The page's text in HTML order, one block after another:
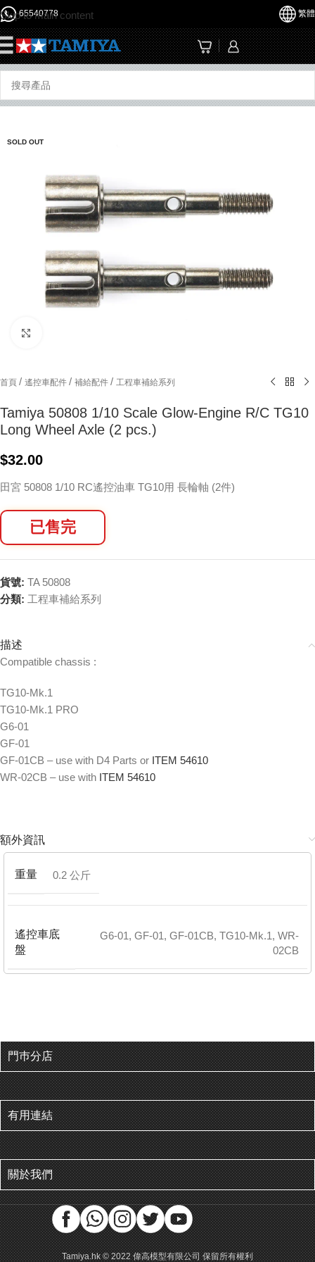
Skip to main content
65540778 繁體
SOLD OUT
首頁 / 遙控車配件 / 補給配件 / 工程車補給系列
Tamiya 50808 1/10 Scale Glow-Engine R/C TG10
Long Wheel Axle (2 pcs.)
$32.00
田宮 50808 1/10 RC遙控油車 TG10用 長輪軸 (2件)
已售完
貨號: TA 50808
分類: 工程車補給系列
描述
Compatible chassis :
TG10-Mk.1
TG10-Mk.1 PRO
G6-01
GF-01
GF-01CB – use with D4 Parts or ITEM 54610
WR-02CB – use with ITEM 54610
額外資訊
重量 0.2 公斤
遙控車底
盤
G6-01, GF-01, GF-01CB, TG10-Mk.1, WR-
02CB
門巿分店
有用連結
關於我們
Tamiya.hk © 2022 偉高模型有限公司 保留所有權利